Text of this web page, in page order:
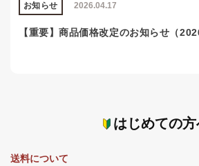
2026.04.17
お知らせ
【重要】商品価格改定のお知らせ（
はじめての
送料について